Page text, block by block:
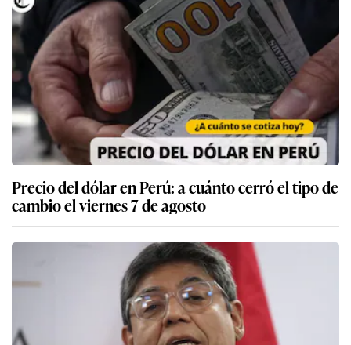
Precio del dólar en Perú: a cuánto cerró el tipo de
cambio el viernes 7 de agosto